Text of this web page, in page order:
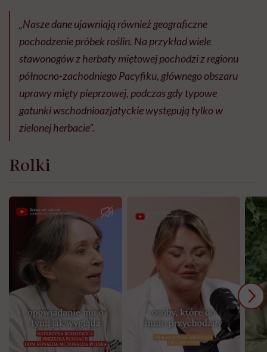
„Nasze dane ujawniają również geograficzne
pochodzenie próbek roślin. Na przykład wiele
stawonogów z herbaty miętowej pochodzi z regionu
północno-zachodniego Pacyfiku, głównego obszaru
uprawy mięty pieprzowej, podczas gdy typowe
gatunki wschodnioazjatyckie występują tylko w
zielonej herbacie”.
Rolki